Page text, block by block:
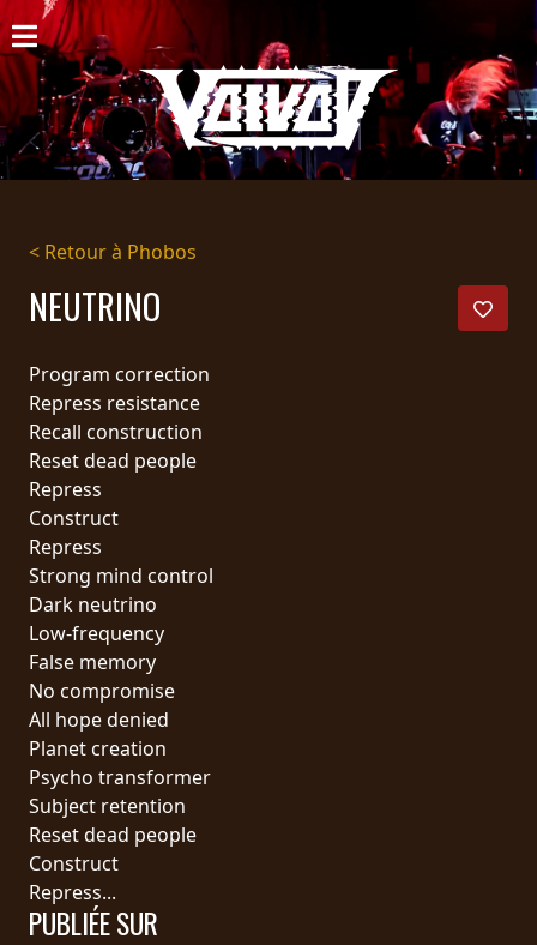
ACCUEIL
NOUVELLES
CONCERTS
DISCOGRAPHIE
GALERIE
PANIER
MAGASIN
DIFFUSION
PRESSE
PIGGY
CONTACT
CONNEXION
NOUS
SOMMES
CONNECTÉS
CONDITIONS
D'UTILISATION
< Retour à Phobos
NEUTRINO
Program correction
Repress resistance
Recall construction
Reset dead people
Repress
Construct
Repress
Strong mind control
Dark neutrino
Low-frequency
False memory
No compromise
All hope denied
Planet creation
Psycho transformer
Subject retention
Reset dead people
Construct
Repress...
PUBLIÉE SUR